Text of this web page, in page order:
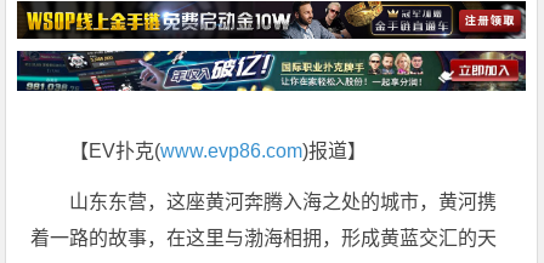
【EV扑克(www.evp86.com)报道】
山东东营，这座黄河奔腾入海之处的城市，黄河携
着一路的故事，在这里与渤海相拥，形成黄蓝交汇的天